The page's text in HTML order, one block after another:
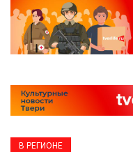
В РЕГИОНЕ